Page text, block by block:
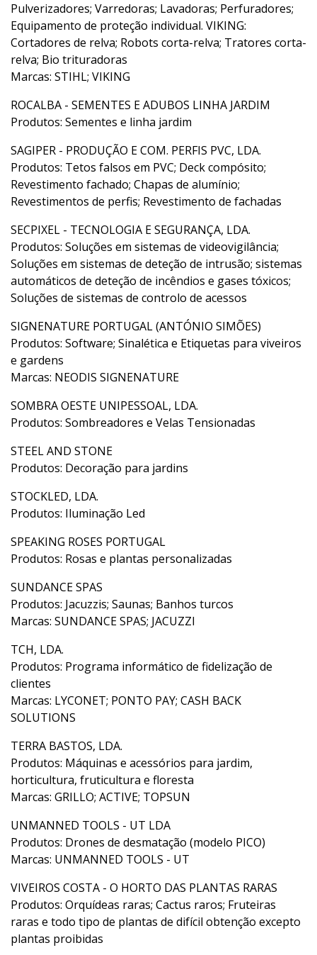
Pulverizadores; Varredoras; Lavadoras; Perfuradores;
Equipamento de proteção individual. VIKING:
Cortadores de relva; Robots corta-relva; Tratores corta-
relva; Bio trituradoras
Marcas: STIHL; VIKING
ROCALBA - SEMENTES E ADUBOS LINHA JARDIM
Produtos: Sementes e linha jardim
SAGIPER - PRODUÇÃO E COM. PERFIS PVC, LDA.
Produtos: Tetos falsos em PVC; Deck compósito;
Revestimento fachado; Chapas de alumínio;
Revestimentos de perfis; Revestimento de fachadas
SECPIXEL - TECNOLOGIA E SEGURANÇA, LDA.
Produtos: Soluções em sistemas de videovigilância;
Soluções em sistemas de deteção de intrusão; sistemas
automáticos de deteção de incêndios e gases tóxicos;
Soluções de sistemas de controlo de acessos
SIGNENATURE PORTUGAL (ANTÓNIO SIMÕES)
Produtos: Software; Sinalética e Etiquetas para viveiros
e gardens
Marcas: NEODIS SIGNENATURE
SOMBRA OESTE UNIPESSOAL, LDA.
Produtos: Sombreadores e Velas Tensionadas
STEEL AND STONE
Produtos: Decoração para jardins
STOCKLED, LDA.
Produtos: Iluminação Led
SPEAKING ROSES PORTUGAL
Produtos: Rosas e plantas personalizadas
SUNDANCE SPAS
Produtos: Jacuzzis; Saunas; Banhos turcos
Marcas: SUNDANCE SPAS; JACUZZI
TCH, LDA.
Produtos: Programa informático de fidelização de
clientes
Marcas: LYCONET; PONTO PAY; CASH BACK
SOLUTIONS
TERRA BASTOS, LDA.
Produtos: Máquinas e acessórios para jardim,
horticultura, fruticultura e floresta
Marcas: GRILLO; ACTIVE; TOPSUN
UNMANNED TOOLS - UT LDA
Produtos: Drones de desmatação (modelo PICO)
Marcas: UNMANNED TOOLS - UT
VIVEIROS COSTA - O HORTO DAS PLANTAS RARAS
Produtos: Orquídeas raras; Cactus raros; Fruteiras
raras e todo tipo de plantas de difícil obtenção excepto
plantas proibidas